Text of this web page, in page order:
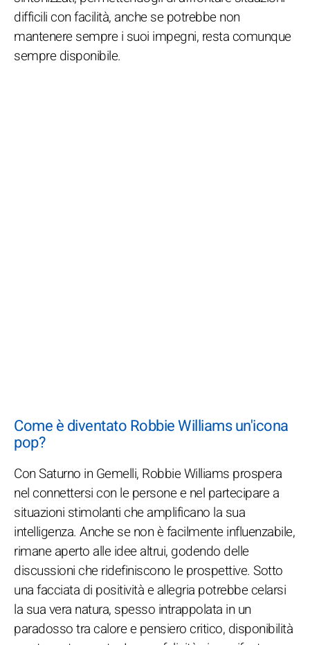
difficili con facilità, anche se potrebbe non
mantenere sempre i suoi impegni, resta comunque
sempre disponibile.
Come è diventato Robbie Williams un'icona
pop?
Con Saturno in Gemelli, Robbie Williams prospera
nel connettersi con le persone e nel partecipare a
situazioni stimolanti che amplificano la sua
intelligenza. Anche se non è facilmente influenzabile,
rimane aperto alle idee altrui, godendo delle
discussioni che ridefiniscono le prospettive. Sotto
una facciata di positività e allegria potrebbe celarsi
la sua vera natura, spesso intrappolata in un
paradosso tra calore e pensiero critico, disponibilità